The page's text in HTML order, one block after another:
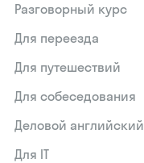
Разговорный курс
Для переезда
Для путешествий
Для собеседования
Деловой английский
Для IT